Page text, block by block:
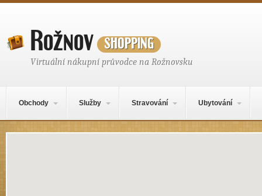
Rožnovshopping
Virtuální nákupní průvodce na Rožnovsku
Obchody Služby Stravování Ubytování
Místo